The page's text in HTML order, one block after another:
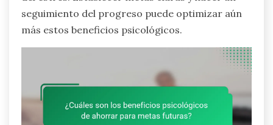
seguimiento del progreso puede optimizar aún
más estos beneficios psicológicos.